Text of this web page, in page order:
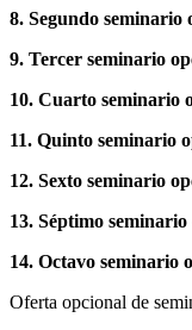
8. Segundo seminario
9. Tercer seminario
10. Cuarto seminario
11. Quinto seminario
12. Sexto seminario
13. Séptimo
14. Octavo seminario
Oferta opcional de